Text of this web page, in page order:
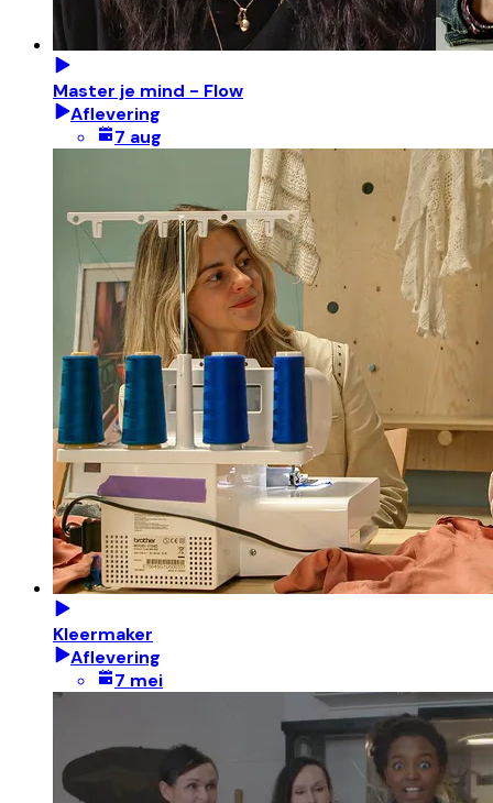
Master je mind - Flow
Aflevering
7 aug
Kleermaker
Aflevering
7 mei